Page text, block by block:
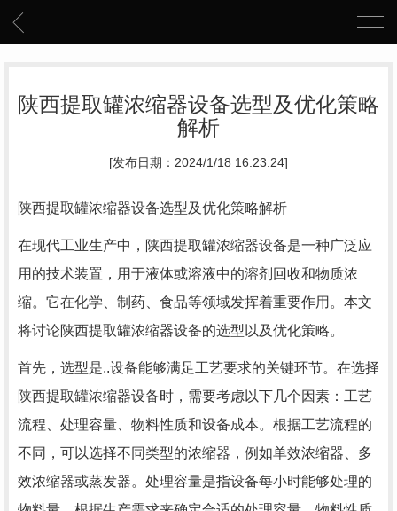
陕西提取罐浓缩器设备选型及优化策略
解析
[发布日期：2024/1/18 16:23:24]
陕西提取罐浓缩器设备选型及优化策略解析
在现代工业生产中，陕西提取罐浓缩器设备是一种广泛应
用的技术装置，用于液体或溶液中的溶剂回收和物质浓
缩。它在化学、制药、食品等领域发挥着重要作用。本文
将讨论陕西提取罐浓缩器设备的选型以及优化策略。
首先，选型是..设备能够满足工艺要求的关键环节。在选择
陕西提取罐浓缩器设备时，需要考虑以下几个因素：工艺
流程、处理容量、物料性质和设备成本。根据工艺流程的
不同，可以选择不同类型的浓缩器，例如单效浓缩器、多
效浓缩器或蒸发器。处理容量是指设备每小时能够处理的